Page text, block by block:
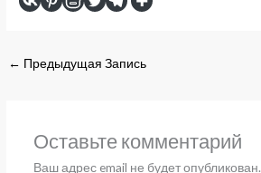
← Предыдущая Запись
Оставьте комментарий
Ваш адрес email не будет опубликован.